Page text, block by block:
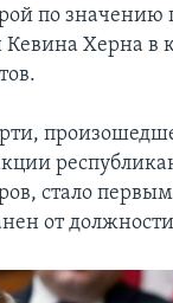
по значению
Кевина Херна в
стало
от